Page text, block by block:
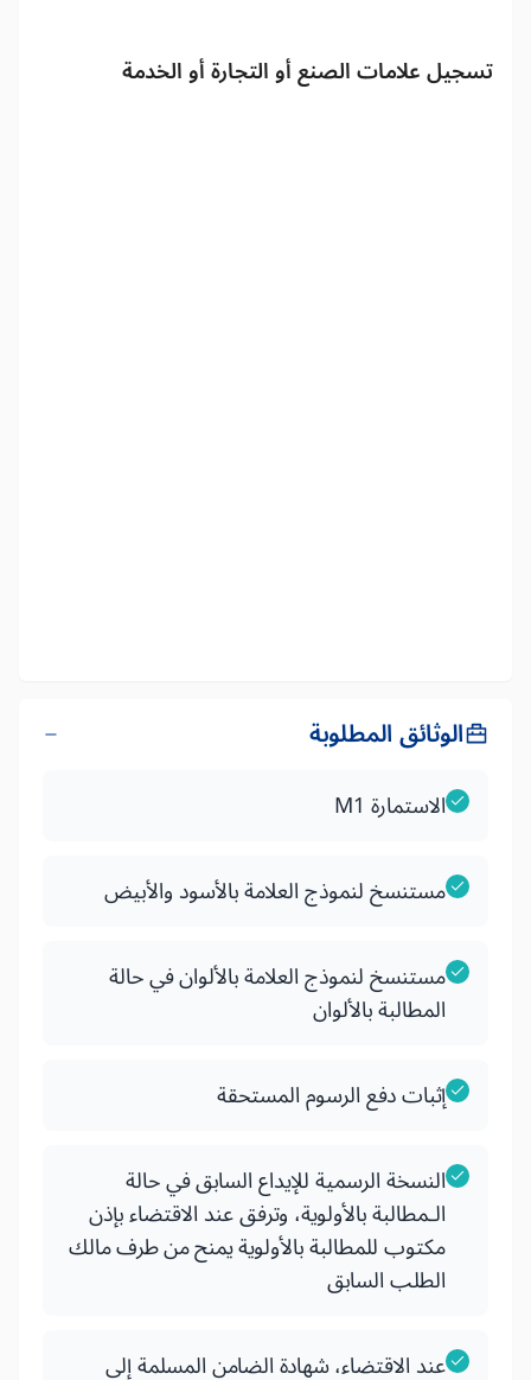
تسجيل علامات الصنع أو التجارة أو الخدمة
الوثائق المطلوبة
الاستمارة M1
مستنسخ لنموذج العلامة بالأسود والأبيض
مستنسخ لنموذج العلامة بالألوان في حالة
المطالبة بالألوان
إثبات دفع الرسوم المستحقة
النسخة الرسمية للإيداع السابق في حالة
الـمطالبة بالأولوية، وترفق عند الاقتضاء بإذن
مكتوب للمطالبة بالأولوية يمنح من طرف مالك
الطلب السابق
عند الاقتضاء، شهادة الضامن المسلمة إلى